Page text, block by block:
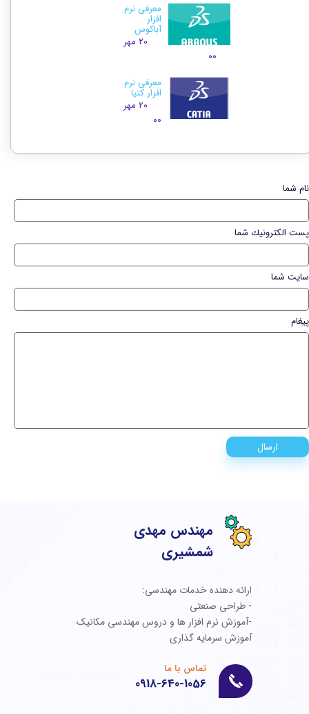
نام شما
پست الكترونيك شما
سایت شما
پیغام
ارسال
معرفی نرم
افزار
آباکوس
۲۰ مهر
۰۰
معرفی نرم
افزار کتیا
۲۰ مهر
۰۰
مهندس مهدی
شمشیری
ارائه دهنده خدمات مهندسی:
- طراحی صنعتی
-آموزش نرم افزار ها و دروس مهندسی مکانیک
آموزش سرمایه گذاری
تماس با ما
0918-640-1056